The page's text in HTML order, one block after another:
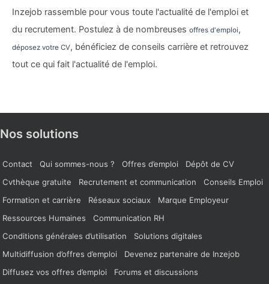
Inzejob rassemble pour vous toute l'actualité de l'emploi et
du recrutement. Postulez à de nombreuses offres d'emploi,
déposez votre CV, bénéficiez de conseils carrière et retrouvez
tout ce qui fait l'actualité de l'emploi.
Nos solutions
Contact Qui sommes-nous ? Offres d’emploi
Dépôt de CV
Cvthèque gratuite
Recrutement et communication
Conseils Emploi
Formation et carrière
Réseaux sociaux
Marque Employeur
Ressources Humaines
Communication RH
Conditions générales d’utilisation
Solutions digitales
Multidiffusion d’offres d’emploi
Devenez partenaire de Inzejob
Diffusez vos offres d’emploi
Forums et discussions